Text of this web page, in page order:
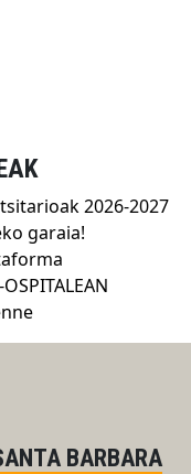
twitter
ventana-youtube
ventana-instragram
2026-2027
garaia!
OSPITALEAN
BARBARA